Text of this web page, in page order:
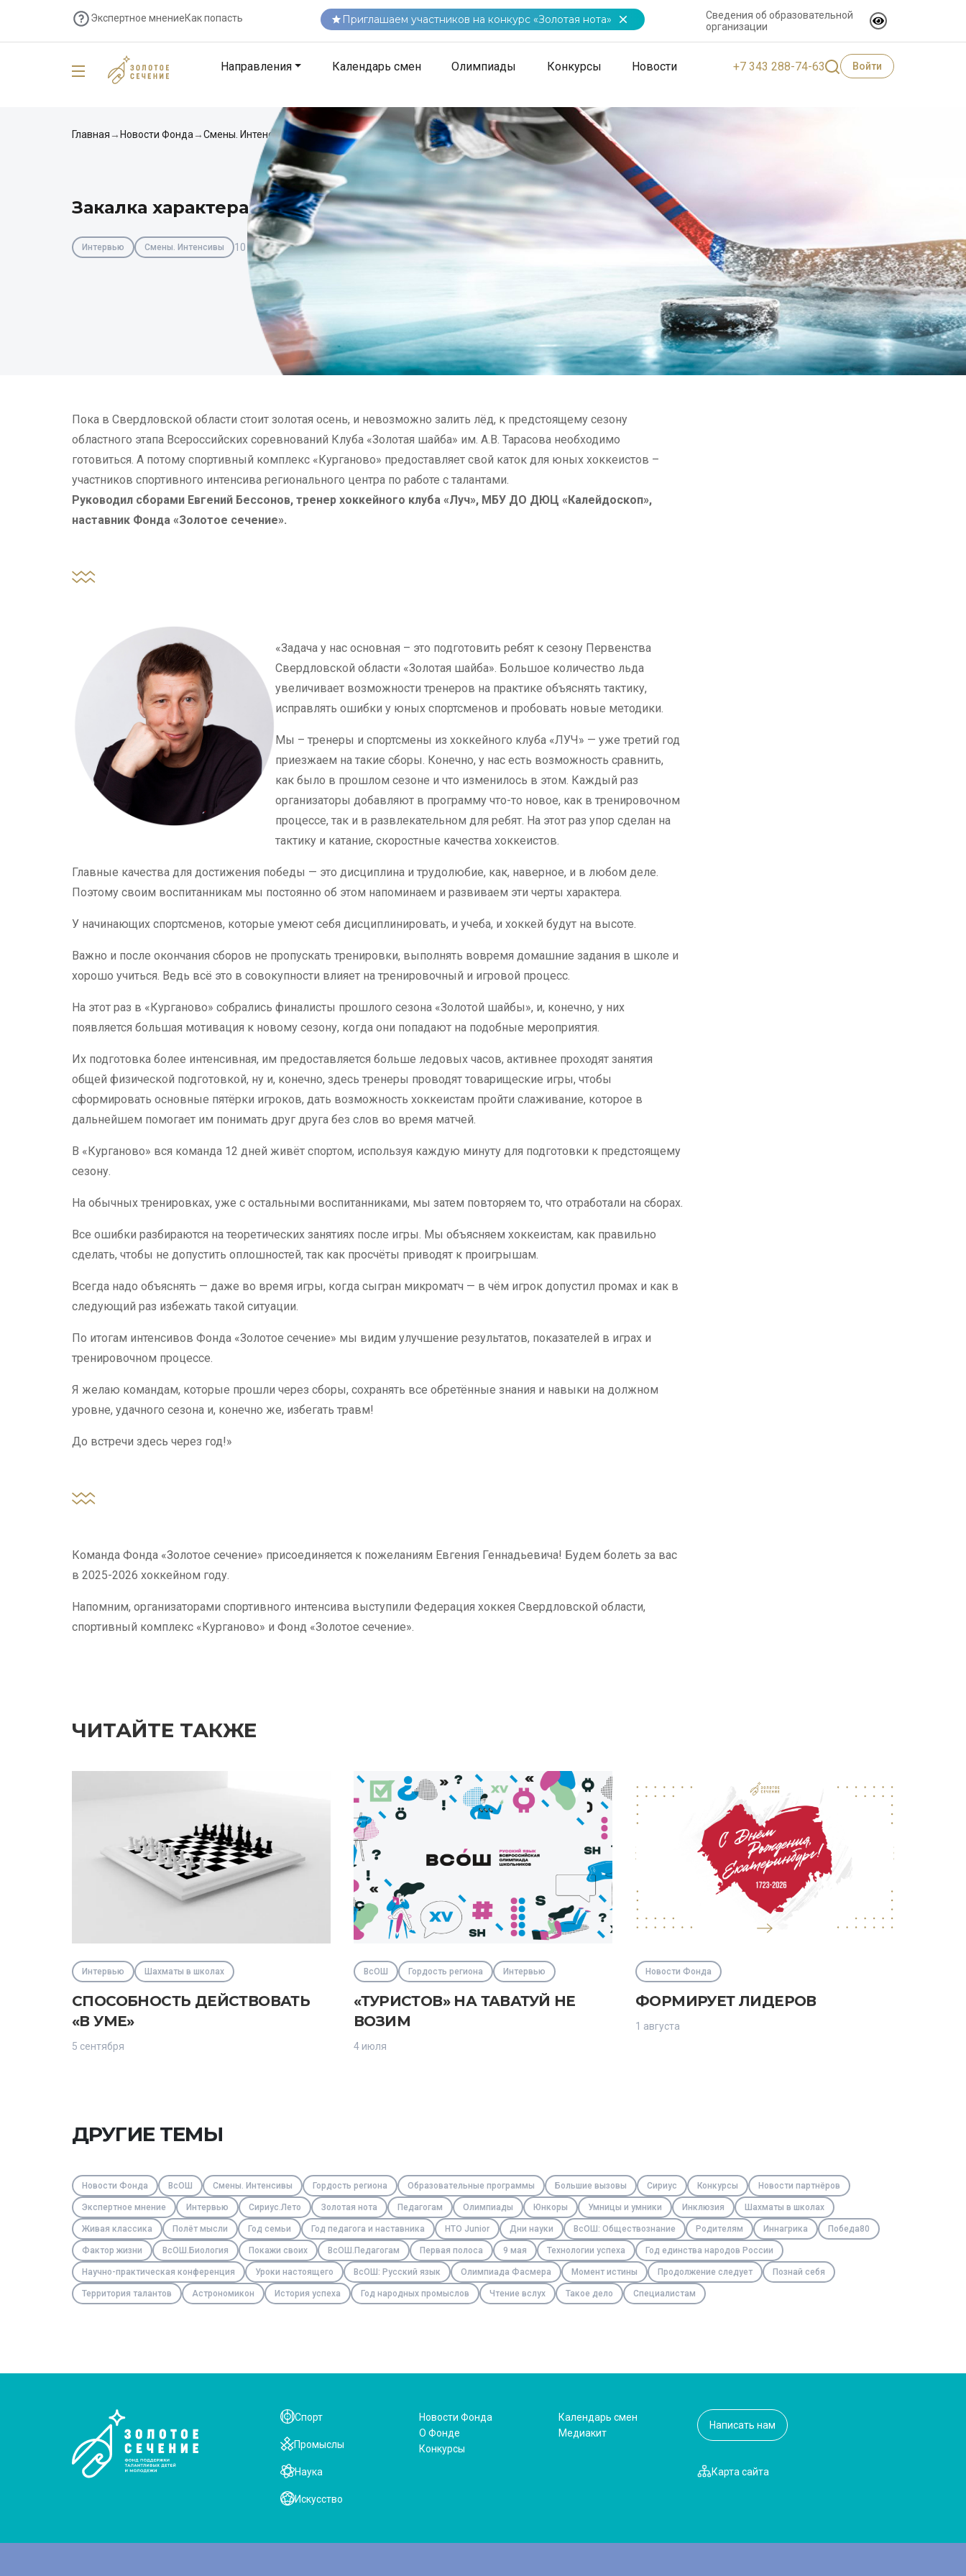
Экспертное мнениеКак попасть Приглашаем участников на конкурс «Золотая нота»
Сведения об образовательной
организации
Направления Календарь смен Олимпиады Конкурсы Новости +7 343 288-74-63 Войти
Главная → Новости Фонда →Смены. Интенсивы → Закалка характера ради победы
Закалка характера ради победы
Интервью Смены. Интенсивы 10 октября
Пока в Свердловской области стоит золотая осень, и невозможно залить лёд, к предстоящему сезону
областного этапа Всероссийских соревнований Клуба «Золотая шайба» им. А.В. Тарасова необходимо
готовиться. А потому спортивный комплекс «Курганово» предоставляет свой каток для юных хоккеистов –
участников спортивного интенсива регионального центра по работе с талантами.
Руководил сборами Евгений Бессонов, тренер хоккейного клуба «Луч», МБУ ДО ДЮЦ «Калейдоскоп»,
наставник Фонда «Золотое сечение».
«Задача у нас основная – это подготовить ребят к сезону Первенства
Свердловской области «Золотая шайба». Большое количество льда
увеличивает возможности тренеров на практике объяснять тактику,
исправлять ошибки у юных спортсменов и пробовать новые методики.
Мы – тренеры и спортсмены из хоккейного клуба «ЛУЧ» — уже третий год
приезжаем на такие сборы. Конечно, у нас есть возможность сравнить,
как было в прошлом сезоне и что изменилось в этом. Каждый раз
организаторы добавляют в программу что-то новое, как в тренировочном
процессе, так и в развлекательном для ребят. На этот раз упор сделан на
тактику и катание, скоростные качества хоккеистов.
Главные качества для достижения победы — это дисциплина и трудолюбие, как, наверное, и в любом деле.
Поэтому своим воспитанникам мы постоянно об этом напоминаем и развиваем эти черты характера.
У начинающих спортсменов, которые умеют себя дисциплинировать, и учеба, и хоккей будут на высоте.
Важно и после окончания сборов не пропускать тренировки, выполнять вовремя домашние задания в школе и
хорошо учиться. Ведь всё это в совокупности влияет на тренировочный и игровой процесс.
На этот раз в «Курганово» собрались финалисты прошлого сезона «Золотой шайбы», и, конечно, у них
появляется большая мотивация к новому сезону, когда они попадают на подобные мероприятия.
Их подготовка более интенсивная, им предоставляется больше ледовых часов, активнее проходят занятия
общей физической подготовкой, ну и, конечно, здесь тренеры проводят товарищеские игры, чтобы
сформировать основные пятёрки игроков, дать возможность хоккеистам пройти слаживание, которое в
дальнейшем помогает им понимать друг друга без слов во время матчей.
В «Курганово» вся команда 12 дней живёт спортом, используя каждую минуту для подготовки к предстоящему
сезону.
На обычных тренировках, уже с остальными воспитанниками, мы затем повторяем то, что отработали на сборах.
Все ошибки разбираются на теоретических занятиях после игры. Мы объясняем хоккеистам, как правильно
сделать, чтобы не допустить оплошностей, так как просчёты приводят к проигрышам.
Всегда надо объяснять — даже во время игры, когда сыгран микроматч — в чём игрок допустил промах и как в
следующий раз избежать такой ситуации.
По итогам интенсивов Фонда «Золотое сечение» мы видим улучшение результатов, показателей в играх и
тренировочном процессе.
Я желаю командам, которые прошли через сборы, сохранять все обретённые знания и навыки на должном
уровне, удачного сезона и, конечно же, избегать травм!
До встречи здесь через год!»
Команда Фонда «Золотое сечение» присоединяется к пожеланиям Евгения Геннадьевича! Будем болеть за вас
в 2025-2026 хоккейном году.
Напомним, организаторами спортивного интенсива выступили Федерация хоккея Свердловской области,
спортивный комплекс «Курганово» и Фонд «Золотое сечение».
ЧИТАЙТЕ ТАКЖЕ
Интервью Шахматы в школах
СПОСОБНОСТЬ ДЕЙСТВОВАТЬ
«В УМЕ»
5 сентября
ВсОШ Гордость региона Интервью
«ТУРИСТОВ» НА ТАВАТУЙ НЕ
ВОЗИМ
4 июля
Новости Фонда
ФОРМИРУЕТ ЛИДЕРОВ
1 августа
ДРУГИЕ ТЕМЫ
Новости Фонда ВсОШ Смены. Интенсивы Гордость региона Образовательные программы Большие вызовы Сириус Конкурсы Новости партнёров
Экспертное мнение Интервью Сириус.Лето Золотая нота Педагогам Олимпиады Юнкоры Умницы и умники Инклюзия Шахматы в школах
Живая классика Полёт мысли Год семьи Год педагога и наставника НТО Junior Дни науки ВсОШ: Обществознание Родителям Иннагрика Победа80
Фактор жизни ВсОШ.Биология Покажи своих ВсОШ.Педагогам Первая полоса 9 мая Технологии успеха Год единства народов России
Научно-практическая конференция Уроки настоящего ВсОШ: Русский язык Олимпиада Фасмера Момент истины Продолжение следует Познай себя
Территория талантов Астрономикон История успеха Год народных промыслов Чтение вслух Такое дело Специалистам
Наука
Спорт
Искусство
Промыслы
Карта сайта
Написать нам
Новости Фонда
О Фонде
Конкурсы
Календарь смен
Медиакит